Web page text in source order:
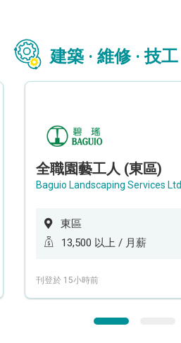
建築 · 維修 · 技工
全職園藝工人 (東區)
Baguio Landscaping Services Ltd.
東區
13,500 以上 / 月薪
刊登於 15小時前